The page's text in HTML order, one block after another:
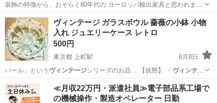
装飾の特徴から、おそらく80年代の ヨーロッパ輸出家具と思われま
す。 希少なので早いもの勝ちです。 サイズ ・高さ：85cm ・座面高
さ：43cm ・横幅：48cm ・奥行：42cm
大阪 堺市 上野芝駅 椅子
ヴィンテージ ガラスボウル 薔薇の小鉢 小物
入れ ジュエリーケース レトロ
500円
東京都 上町駅
8月8日
パール」という ヴィンテージ シリーズのお品… 【状態】 ・ ヴィンテー
ジ
品ですが、目立… 古いものやヴィンテージインテリア、ア… #KIG
#ヴィンテージ ガラス #ビン…
東京 世田谷区 上町駅 生活雑貨
≪月収22万円・派遣社員≫電子部品系工場で
の機械操作・製造オペレーター 日勤